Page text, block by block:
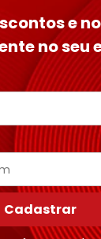
e
no seu
Cadastrar